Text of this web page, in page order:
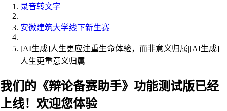
录音转文字
安徽建筑大学线下新生赛
[AI生成]人生更应注重生命体验，而非意义归属|[AI生成]
人生更重意义归属
我们的《辩论备赛助手》功能测试版已经
上线！欢迎您体验